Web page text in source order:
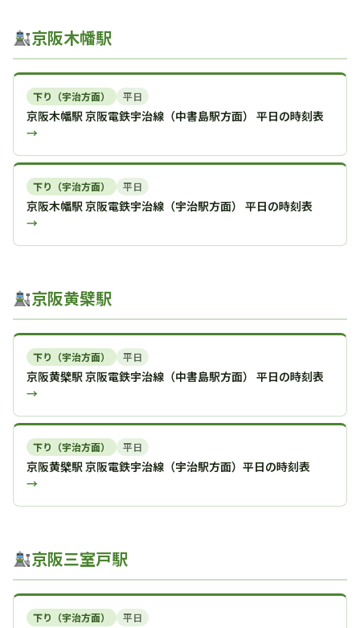
京阪木幡駅
下り（宇治方面） 平日
京阪木幡駅 京阪電鉄宇治線（中書島駅方面） 平日の時刻表
→
下り（宇治方面） 平日
京阪木幡駅 京阪電鉄宇治線（宇治駅方面） 平日の時刻表
→
京阪黄檗駅
下り（宇治方面） 平日
京阪黄檗駅 京阪電鉄宇治線（中書島駅方面） 平日の時刻表
→
下り（宇治方面） 平日
京阪黄檗駅 京阪電鉄宇治線（宇治駅方面）平日の時刻表
→
京阪三室戸駅
下り（宇治方面） 平日